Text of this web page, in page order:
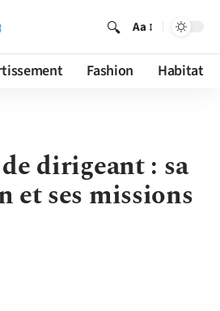
Aa
Fashion Habitat
dirigeant : sa
et ses missions